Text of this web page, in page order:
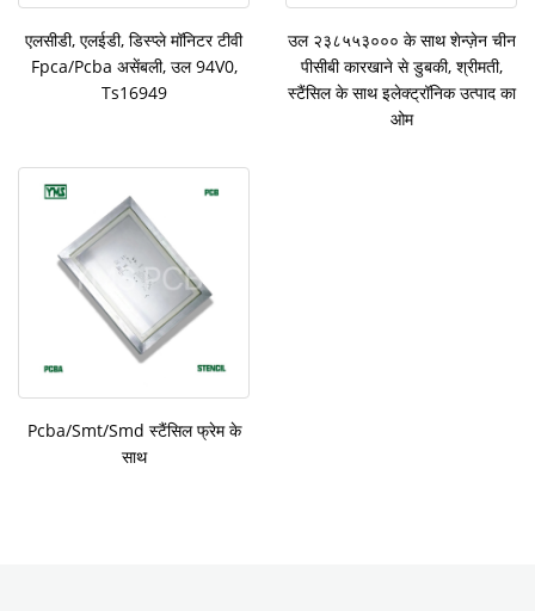
एलसीडी, एलईडी, डिस्प्ले मॉनिटर टीवी
Fpca/Pcba असेंबली, उल 94V0,
Ts16949
उल २३८५५३००० के साथ शेन्ज़ेन चीन
पीसीबी कारखाने से डुबकी, श्रीमती,
स्टैंसिल के साथ इलेक्ट्रॉनिक उत्पाद का
ओम
Pcba/Smt/Smd स्टैंसिल फ्रेम के
साथ